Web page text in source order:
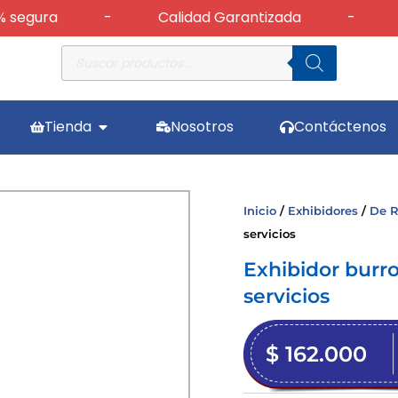
Calidad Garantizada
Tienda Abrir TiendaNosotros Contáctenos
Inicio / Exhibidores / De
servicios
Exhibidor
servicios
$ 162.000